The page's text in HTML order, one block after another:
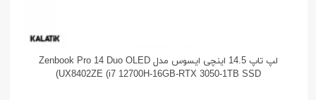
لپ تاپ 14.5 اینچی ایسوس مدل Zenbook Pro 14 Duo OLED
UX8402ZE (i7 12700H-16GB-RTX 3050-1TB SSD)